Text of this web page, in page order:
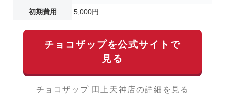
初期費用
5,000円
チョコザップを公式サイトで
見る
チョコザップ 田上天神店の詳細を見る